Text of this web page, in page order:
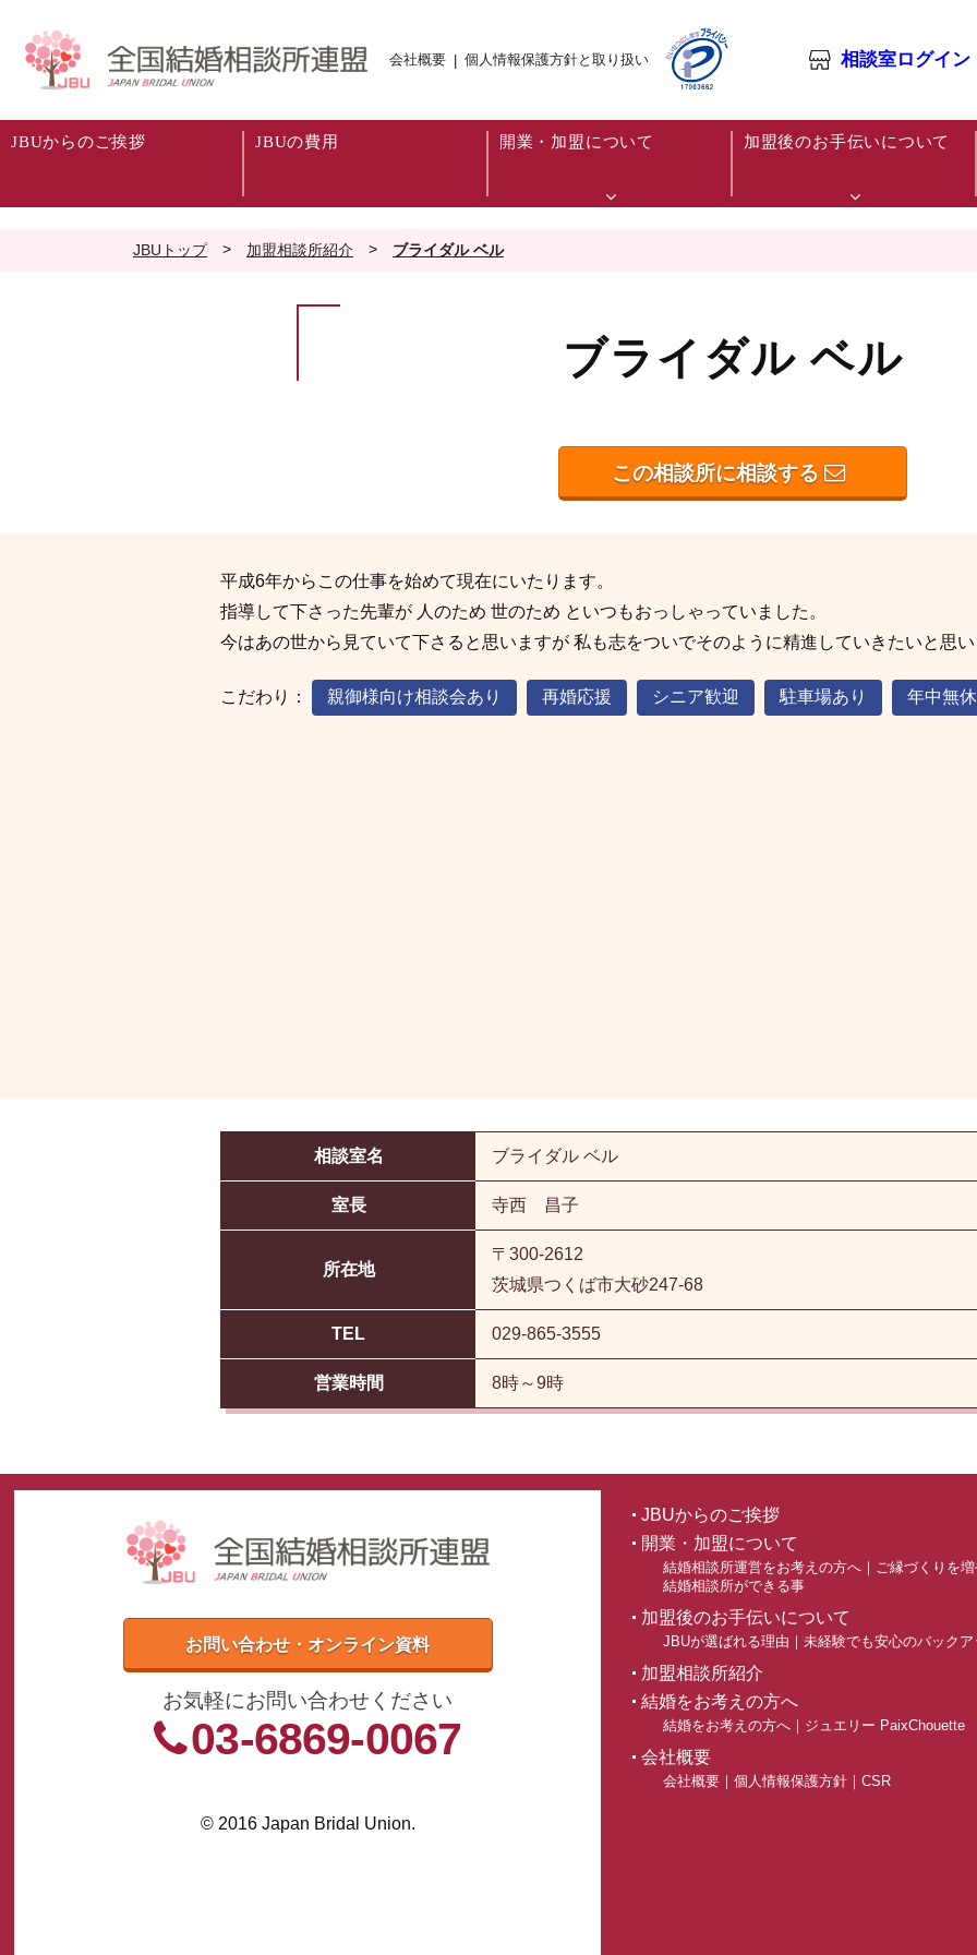
会社概要 | 個人情報保護方針と取り扱い 相談室ログイン
JBUからのご挨拶 JBUの費用 開業・加盟について 加盟後のお手伝いについて
JBUトップ > 加盟相談所紹介 > ブライダル ベル
ブライダル ベル
この相談所に相談する
平成6年からこの仕事を始めて現在にいたります。
指導して下さった先輩が 人のため 世のため といつもおっしゃっていました。
今はあの世から見ていて下さると思いますが 私も志をついでそのように精進していきたいと思
こだわり： 親御様向け相談会あり 再婚応援 シニア歓迎 駐車場あり 年中無休
相談室名 ブライダル ベル
室長 寺西 昌子
所在地
〒300-2612
茨城県つくば市大砂247-68
TEL 029-865-3555
営業時間 8時～9時
JBUからのご挨拶
開業・加盟について
結婚相談所運営をお考えの方へ ｜ ご縁づくりを
結婚相談所ができる事
加盟後のお手伝いについて
JBUが選ばれる理由 ｜未経験でも安心のバックア
加盟相談所紹介
結婚をお考えの方へ
結婚をお考えの方へ ｜ ジュエリー PaixChouette
会社概要
会社概要 ｜個人情報保護方針 ｜CSR
お問い合わせ・オンライン資料
お気軽にお問い合わせください
03-6869-0067
© 2016 Japan Bridal Union.